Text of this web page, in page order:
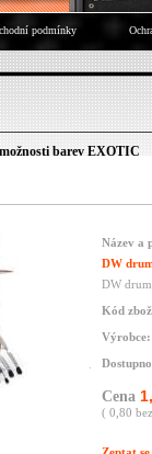
podmínky
barev EXOTIC
Název a
DW
DW
Kód
Výrobce:
Cena
( 0,80